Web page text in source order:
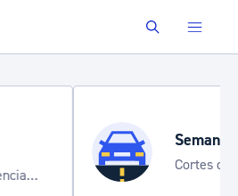
Buscar
Grande 2026
de tráfico y servicios especiales